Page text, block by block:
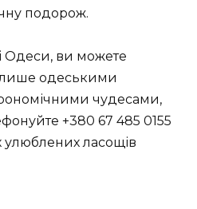
подорож.
Одеси, ви можете
одеськими
чудесами,
+380 67 485 0155
улюблених ласощів